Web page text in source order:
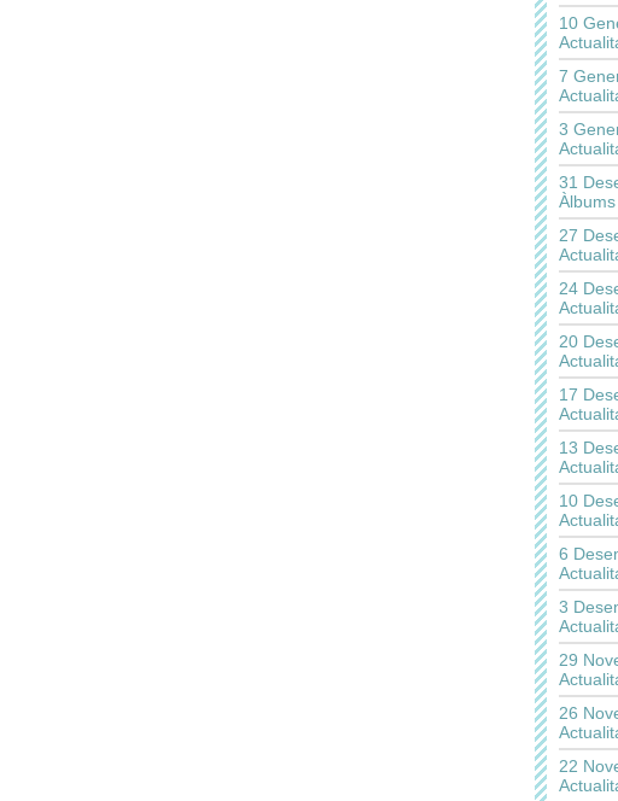
10
7
3
31
27
24
20
17
13
10
6
3
29
26
22